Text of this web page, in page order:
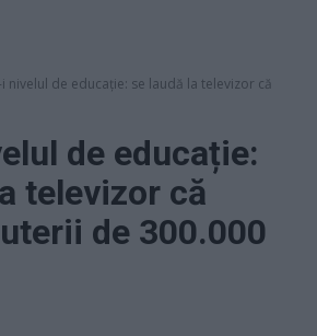
nivelul de educație: se laudă la televizor că
de educație:
televizor că
de 300.000